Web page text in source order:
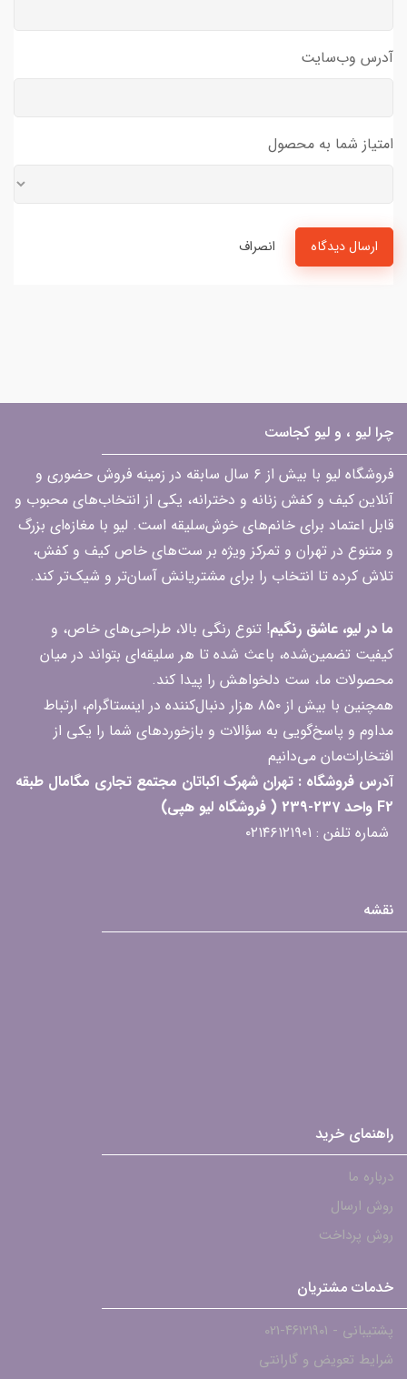
آدرس وب‌سایت
امتیاز شما به محصول
ارسال دیدگاه انصراف
چرا لیو ، و لیو کجاست
فروشگاه لیو با بیش از ۶ سال سابقه در زمینه فروش حضوری و
آنلاین کیف و کفش زنانه و دخترانه، یکی از انتخاب‌های محبوب و
قابل اعتماد برای خانم‌های خوش‌سلیقه است. لیو با مغازه‌ای بزرگ
و متنوع در تهران و تمرکز ویژه بر ست‌های خاص کیف و کفش،
تلاش کرده تا انتخاب را برای مشتریانش آسان‌تر و شیک‌تر کند.
ما در لیو، عاشق رنگیم! تنوع رنگی بالا، طراحی‌های خاص، و
کیفیت تضمین‌شده، باعث شده تا هر سلیقه‌ای بتواند در میان
محصولات ما، ست دلخواهش را پیدا کند.
همچنین با بیش از ۸۵۰ هزار دنبال‌کننده در اینستاگرام، ارتباط
مداوم و پاسخ‌گویی به سؤالات و بازخوردهای شما را یکی از
افتخارات‌مان می‌دانیم
آدرس فروشگاه : تهران شهرک اکباتان مجتمع تجاری مگامال طبقه
F2 واحد 237-239 ( فروشگاه لیو هپی)
شماره تلفن : ۰۲۱۴۶۱۲۱۹۰۱
نقشه
راهنمای خرید
درباره ما
روش ارسال
روش پرداخت
خدمات مشتریان
پشتیبانی - ۴۶۱۲۱۹۰۱-021
شرایط تعویض و گارانتی